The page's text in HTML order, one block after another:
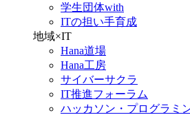
学生団体with
ITの担い手育成
地域×IT
Hana道場
Hana工房
サイバーサクラ
IT推進フォーラム
ハッカソン・プログラミ